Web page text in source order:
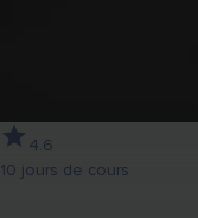
4.6
10 jours de cours